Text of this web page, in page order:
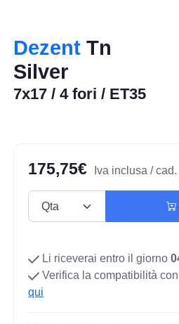
Dezent Tn
Silver
7x17 / 4 fori / ET35
175,75€ Iva inclusa / cad.
Li riceverai entro il giorno
Verifica la compatibilità
qui